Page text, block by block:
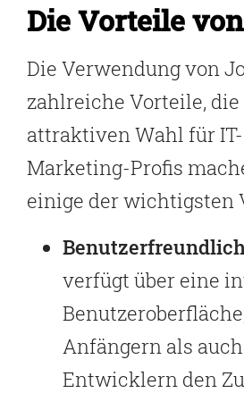
Die Vorteile
Die Verwendung von
zahlreiche Vorteile, die
attraktiven Wahl für
Marketing-Profis
einige der wichtigsten
verfügt über eine
Anfängern als
Entwicklern den